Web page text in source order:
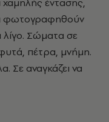
φωτογραφηθούν
λίγο. Σώματα σε
πέτρα, μνήμη.
Σε αναγκάζει να